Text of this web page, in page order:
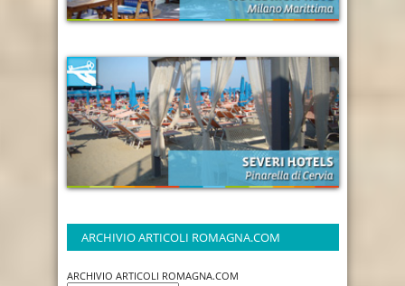
ARCHIVIO ARTICOLI ROMAGNA.COM
ARCHIVIO ARTICOLI ROMAGNA.COM